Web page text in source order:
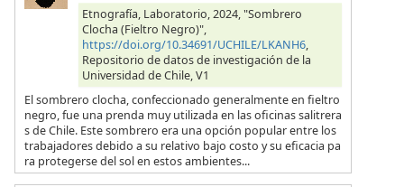
Etnografía, Laboratorio, 2024, "Sombrero
Clocha (Fieltro Negro)",
https://doi.org/10.34691/UCHILE/LKANH6,
Repositorio de datos de investigación de la
Universidad de Chile, V1
El sombrero clocha, confeccionado generalmente en fieltro
negro, fue una prenda muy utilizada en las oficinas salitrera
s de Chile. Este sombrero era una opción popular entre los
trabajadores debido a su relativo bajo costo y su eficacia pa
ra protegerse del sol en estos ambientes...